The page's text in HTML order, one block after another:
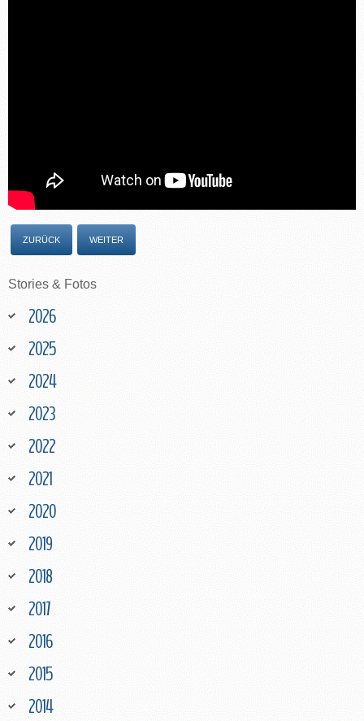
ZURÜCK WEITER
Stories & Fotos
2026
2025
2024
2023
2022
2021
2020
2019
2018
2017
2016
2015
2014